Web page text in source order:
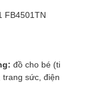
đồ cho bé (ti
trang sức, điện